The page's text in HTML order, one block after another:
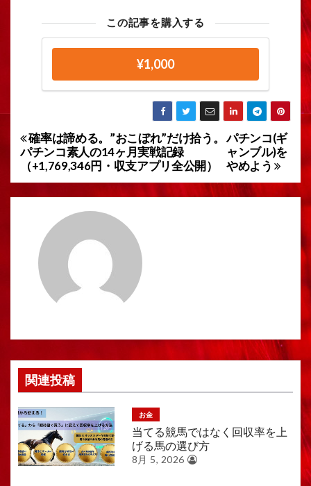
この記事を購入する
¥1,000
投
稿
ナ
ビ
パチンコ(ギ
ャンブル)を
やめよう
確率は諦める。”おこぼれ”だけ拾う。
パチンコ素人の14ヶ月実戦記録
（+1,769,346円・収支アプリ全公開）
関連投稿
お金
当てる競馬ではなく回収率を上
げる馬の選び方
8月 5, 2026